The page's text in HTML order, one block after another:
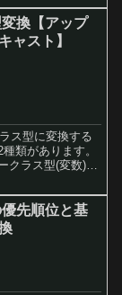
換【アップ
ャスト】
ス型に変換する
類があります。
クラス型(変数)の
型の変数に代入
優先順位と基